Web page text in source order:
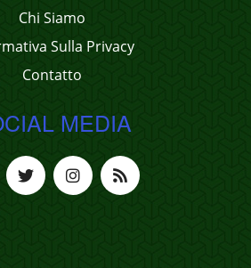
Chi Siamo
Sulla Privacy
Contatto
MEDIA